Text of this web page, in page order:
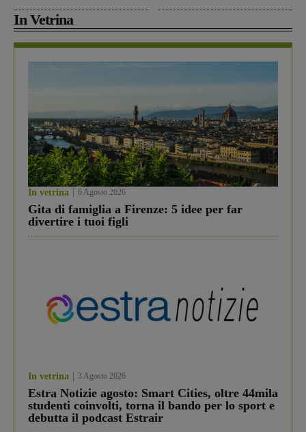
In Vetrina
In vetrina 6 Agosto 2026
Gita di famiglia a Firenze: 5 idee per far
divertire i tuoi figli
In vetrina 3 Agosto 2026
Estra Notizie agosto: Smart Cities, oltre 44mila
studenti coinvolti, torna il bando per lo sport e
debutta il podcast Estrair